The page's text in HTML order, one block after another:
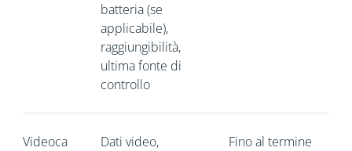
batteria (se
applicabile),
raggiungibilità,
ultima fonte di
controllo
Videoca
Dati video,
Fino al termine